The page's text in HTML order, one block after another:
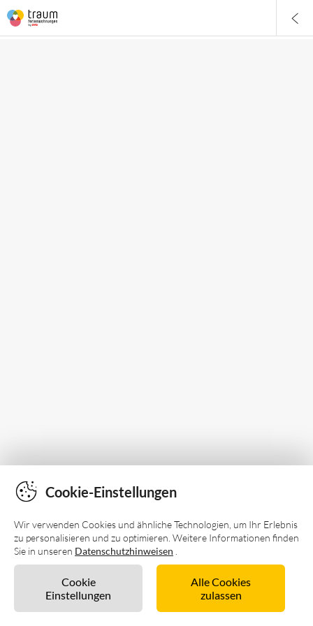
Cookie-Einstellungen
Wir verwenden Cookies und ähnliche Technologien, um Ihr Erlebnis
zu personalisieren und zu optimieren. Weitere Informationen finden
Sie in unseren Datenschutzhinweisen
Cookie
Einstellungen
Alle Cookies
zulassen